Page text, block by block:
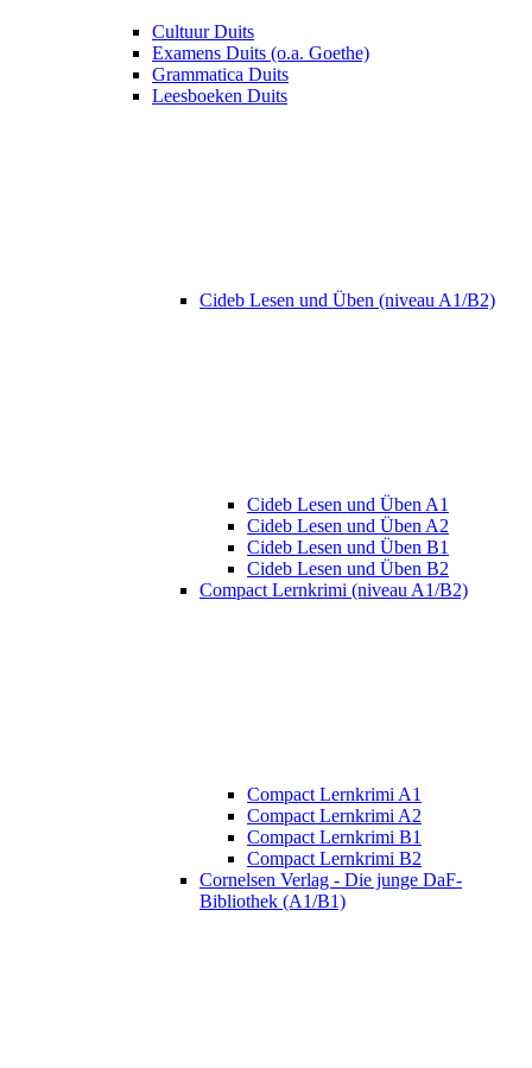
Cultuur Duits
Examens Duits (o.a. Goethe)
Grammatica Duits
Leesboeken Duits
Cideb Lesen und Üben (niveau A1/B2)
Cideb Lesen und Üben A1
Cideb Lesen und Üben A2
Cideb Lesen und Üben B1
Cideb Lesen und Üben B2
Compact Lernkrimi (niveau A1/B2)
Compact Lernkrimi A1
Compact Lernkrimi A2
Compact Lernkrimi B1
Compact Lernkrimi B2
Cornelsen Verlag - Die junge DaF-
Bibliothek (A1/B1)